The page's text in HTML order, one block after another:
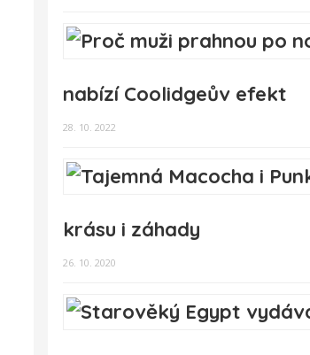
nabízí Coolidgeův efekt
28. 10. 2022
krásu i záhady
26. 10. 2020